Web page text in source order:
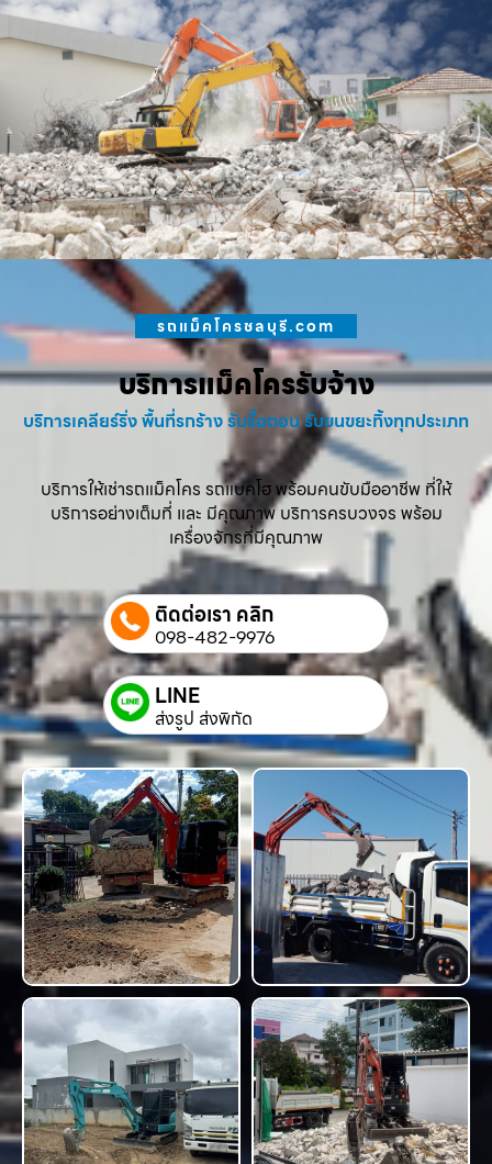
รถแม็คโครชลบุรี.com
บริการแม็คโครรับจ้าง
บริการเคลียร์ริ่ง พื้นที่รกร้าง รับรื้อถอน รับขนขยะทิ้งทุกประเภท
บริการให้เช่ารถแม็คโคร รถแบคโฮ พร้อมคนขับมืออาชีพ ที่ให้
บริการอย่างเต็มที่ และ มีคุณภาพ บริการครบวงจร พร้อม
เครื่องจักรที่มีคุณภาพ
ติดต่อเรา คลิก
098-482-9976
LINE
ส่งรูป ส่งพิกัด